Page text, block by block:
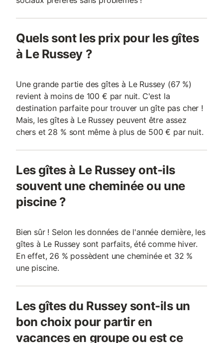
Quels sont les prix pour les gîtes
à Le Russey ?
Une grande partie des gîtes à Le Russey (67 %)
revient à moins de 100 € par nuit. C'est la
destination parfaite pour trouver un gîte pas cher !
Mais, les gîtes à Le Russey peuvent être assez
chers et 28 % sont même à plus de 500 € par nuit.
Les gîtes à Le Russey ont-ils
souvent une cheminée ou une
piscine ?
Bien sûr ! Selon les données de l'année dernière, les
gîtes à Le Russey sont parfaits, été comme hiver.
En effet, 26 % possèdent une cheminée et 32 %
une piscine.
Les gîtes du Russey sont-ils un
bon choix pour partir en
vacances en groupe ou est ce